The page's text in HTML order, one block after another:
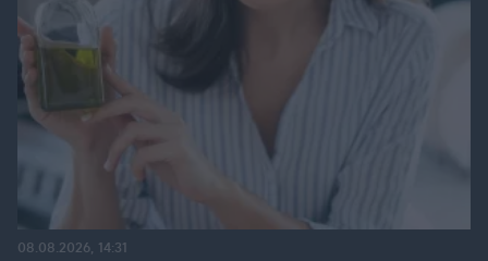
08.08.2026, 14:31